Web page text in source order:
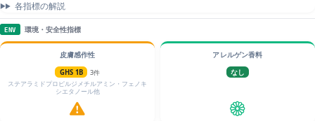
各指標の解説
ENV 環境・安全性指標
皮膚感作性
GHS 1B
3件
ステアラミドプロピルジメチルアミン・フェノキ
シエタノール他
アレルゲン香料
なし